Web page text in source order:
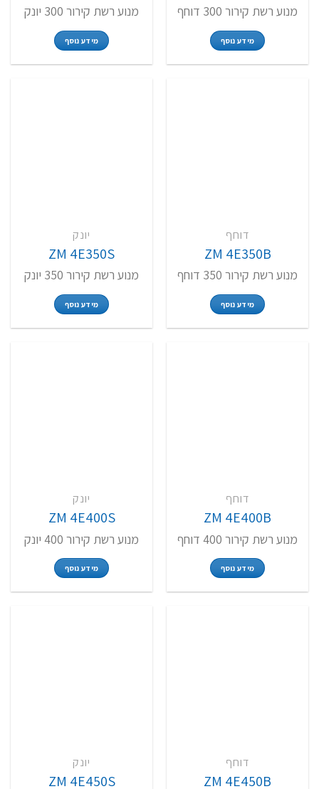
מנוע רשת קירור 300 דוחף
מידע נוסף
מנוע רשת קירור 300 יונק
מידע נוסף
דוחף
ZM 4E350B
מנוע רשת קירור 350 דוחף
מידע נוסף
יונק
ZM 4E350S
מנוע רשת קירור 350 יונק
מידע נוסף
דוחף
ZM 4E400B
מנוע רשת קירור 400 דוחף
מידע נוסף
יונק
ZM 4E400S
מנוע רשת קירור 400 יונק
מידע נוסף
דוחף
ZM 4E450B
יונק
ZM 4E450S